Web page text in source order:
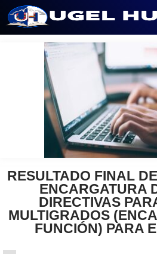
contenido
RESULTADO FINAL
ENCARGATURA
DIRECTIVAS
MULTIGRADOS
FUNCIÓN) PARA